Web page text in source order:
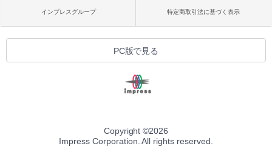
インプレスグループ 特定商取引法に基づく表示
PC版で見る
Copyright ©2026
Impress Corporation. All rights reserved.